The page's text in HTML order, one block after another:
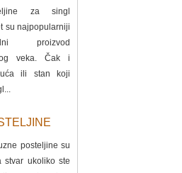
za singl
su najpopularniji
proizvod
veka. Čak i
ili stan koji
posteljine su
stvar ukoliko ste